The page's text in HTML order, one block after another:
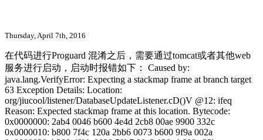
Thursday, April 7th, 2016
在代码进行Proguard 混淆之后，需要通过tomcat或者其他web
服务进行启动，启动时报错如下： Caused by:
java.lang.VerifyError: Expecting a stackmap frame at branch target
63 Exception Details: Location:
org/jiucool/listener/DatabaseUpdateListener.cD()V @12: ifeq
Reason: Expected stackmap frame at this location. Bytecode:
0x0000000: 2ab4 0046 b600 4e4d 2cb8 00ae 9900 332c
0x0000010: b800 7f4c 120a 2bb6 0073 b600 9f9a 002a